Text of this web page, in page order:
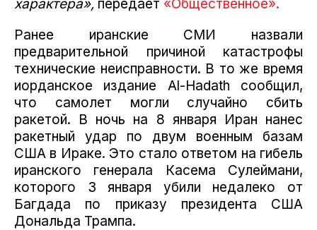
характера», передает «Общественное».
Ранее иранские СМИ назвали
предварительной причиной катастрофы
технические неисправности. В то же время
иорданское издание Al-Hadath сообщил,
что самолет могли случайно сбить
ракетой. В ночь на 8 января Иран нанес
ракетный удар по двум военным базам
США в Ираке.Это стало ответом на гибель
иранского генерала Касема Сулеймани,
которого 3 января убили недалеко от
Багдада по приказу президента США
Дональда Трампа.